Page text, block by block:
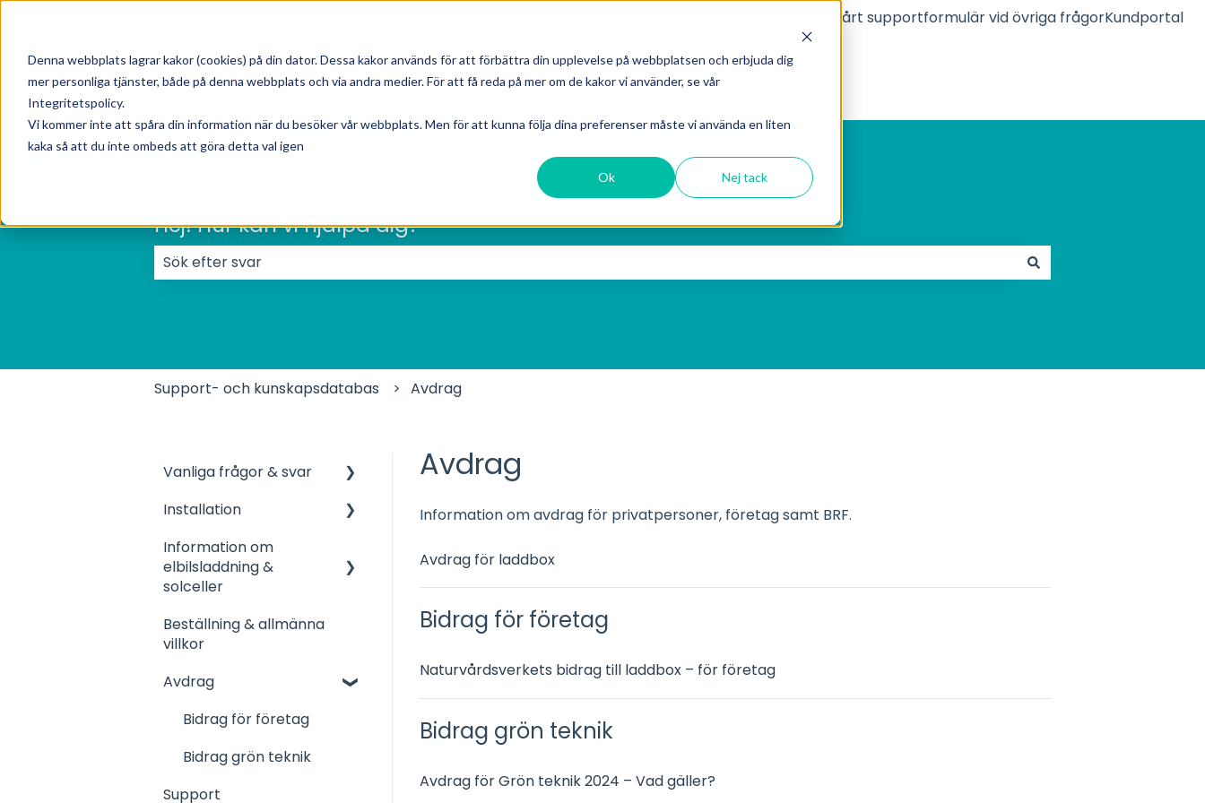
Denna webbplats lagrar kakor (cookies) på din dator. Dessa kakor används för att förbättra din upplevelse på webbplatsen och erbjuda dig
mer personliga tjänster, både på denna webbplats och via andra medier. För att få reda på mer om de kakor vi använder, se vår
Integritetspolicy.
Vi kommer inte att spåra din information när du besöker vår webbplats. Men för att kunna följa dina preferenser måste vi använda en liten
kaka så att du inte ombeds att göra detta val igen
Ok Nej tack
Fyll i vårt supportformulär vid övriga frågorKundportal
Hej! Hur kan vi hjälpa dig?
Support- och kunskapsdatabas Avdrag
Avdrag
Information om avdrag för privatpersoner, företag samt BRF.
Avdrag för laddbox
Bidrag för företag
Naturvårdsverkets bidrag till laddbox – för företag
Bidrag grön teknik
Avdrag för Grön teknik 2024 – Vad gäller?
Vanliga frågor & svar
Emaldo
Zaptec
Charge Amps
Easee
Installation
Bra information inför-
och efter installation
Information om
elbilsladdning &
solceller
Företag
Beställning & allmänna
villkor
Avdrag
Bidrag för företag
Bidrag grön teknik
Support